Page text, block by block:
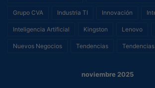
Grupo CVA Industria TI Innovación
Inteligencia Artificial Kingston Lenovo
Nuevos Negocios Tendencias
noviembre 2025